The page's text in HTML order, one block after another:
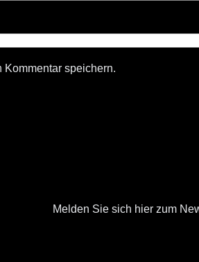
Kommentar speichern.
Melden Sie sich hier zum